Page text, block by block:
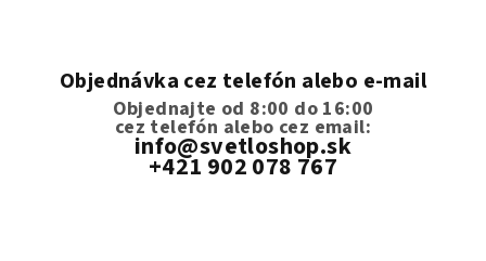
Objednávka cez telefón alebo e-mail
Objednajte od 8:00 do 16:00
cez telefón alebo cez email:
info@svetloshop.sk
+421 902 078 767